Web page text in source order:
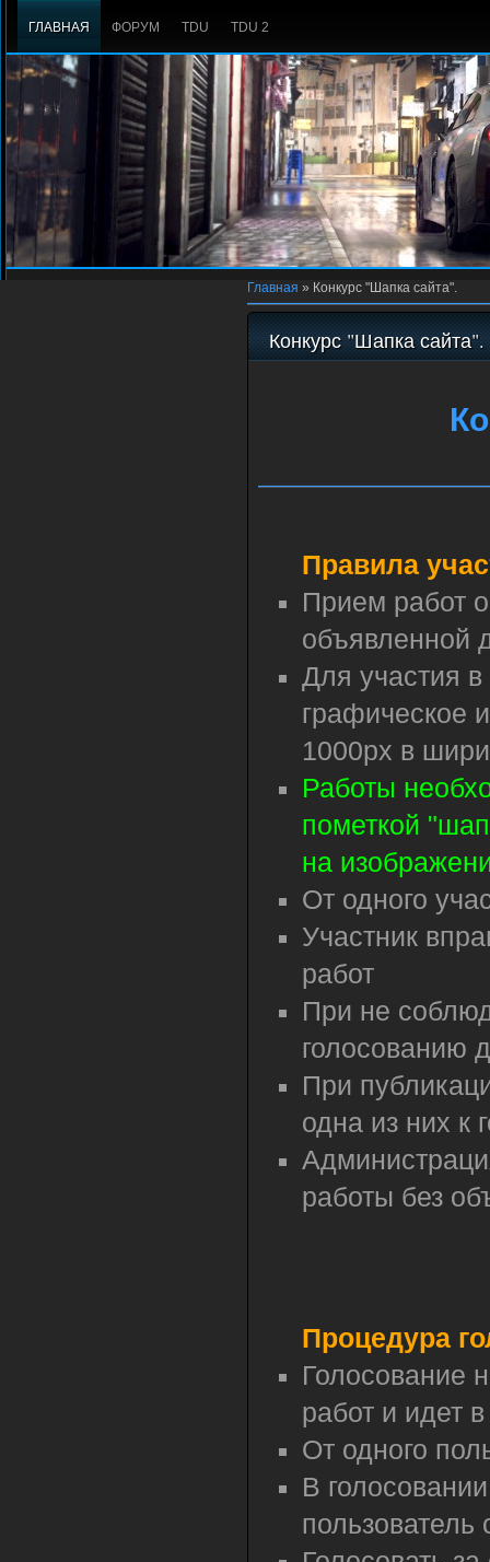
ГЛАВНАЯ ФОРУМ TDU TDU 2
Главная » Конкурс "Шапка сайта".
Конкурс "Шапка сайта".
Правила
Прием работ
объявленной
Для участия
графическое
1000px в
Работы
пометкой
на
От одного
Участник
работ
При не
голосованию
При
одна из них к
работы без
Процедура
Голосование
работ и идет
От одного
В
пользователь